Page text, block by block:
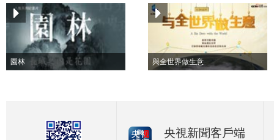
園林 與全世界做生意
央視新聞客戶端